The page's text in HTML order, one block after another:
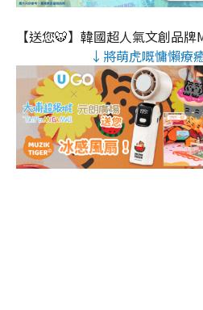
【送您🐯】韓國超人氣文創品牌
↓將萌虎嘅慵懶療